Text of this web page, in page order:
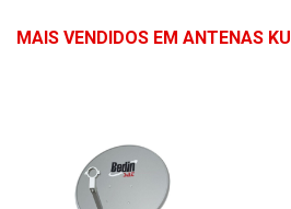
MAIS VENDIDOS EM ANTENAS KU